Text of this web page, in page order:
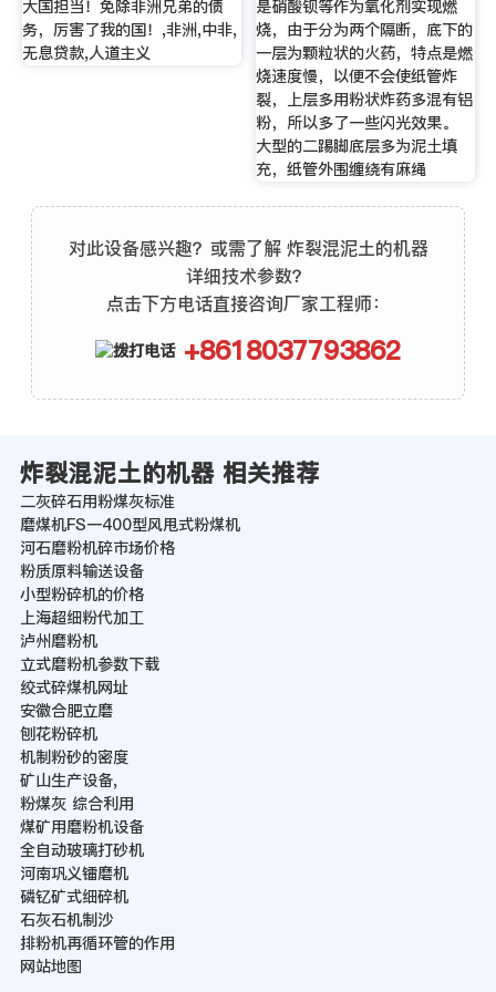
大国担当！免除非洲兄弟的债
务，厉害了我的国！,非洲,中非,
无息贷款,人道主义
是硝酸钡等作为氧化剂实现燃
烧，由于分为两个隔断，底下的
一层为颗粒状的火药，特点是燃
烧速度慢，以便不会使纸管炸
裂，上层多用粉状炸药多混有铝
粉，所以多了一些闪光效果。
大型的二踢脚底层多为泥土填
充，纸管外围缠绕有麻绳
对此设备感兴趣？或需了解 炸裂混泥土的机器
详细技术参数？
点击下方电话直接咨询厂家工程师：
+8618037793862
炸裂混泥土的机器 相关推荐
二灰碎石用粉煤灰标准
磨煤机FS一400型风甩式粉煤机
河石磨粉机碎市场价格
粉质原料输送设备
小型粉碎机的价格
上海超细粉代加工
泸州磨粉机
立式磨粉机参数下载
绞式碎煤机网址
安徽合肥立磨
刨花粉碎机
机制粉砂的密度
矿山生产设备,
粉煤灰 综合利用
煤矿用磨粉机设备
全自动玻璃打砂机
河南巩义镭磨机
磷钇矿式细碎机
石灰石机制沙
排粉机再循环管的作用
网站地图